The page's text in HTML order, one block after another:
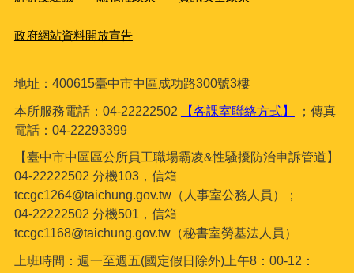
政府網站資料開放宣告
地址：400615臺中市中區成功路300號3樓
本所服務電話：04-22222502 【各課室聯絡方式】
；傳真
電話：04-22293399
【臺中市中區區公所員工職場霸凌&性騷擾防治申訴管道】
04-22222502 分機103，信箱
tccgc1264@taichung.gov.tw（人事室公務人員）；
04-22222502 分機501，信箱
tccgc1168@taichung.gov.tw（秘書室勞基法人員）
上班時間：週一至週五(國定假日除外)上午8：00-12：